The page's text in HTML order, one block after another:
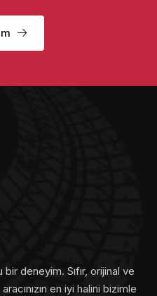
deneyim. Sıfır, orijinal ve
en iyi halini bizimle